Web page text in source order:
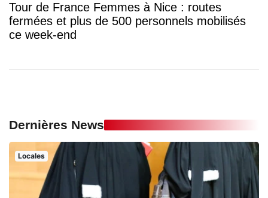
Tour de France Femmes à Nice : routes
fermées et plus de 500 personnels mobilisés
ce week-end
Dernières News
Locales